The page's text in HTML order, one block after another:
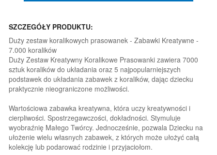
SZCZEGÓŁY PRODUKTU:
Duży zestaw koralikowych prasowanek - Zabawki Kreatywne -
7.000 koralików
Duży Zestaw Kreatywny Koralikowe Prasowanki zawiera 7000
sztuk koralików do układania oraz 5 najpopularniejszych
podstawek do układania zabawek z koralików, dając dziecku
praktycznie nieograniczone możliwości.
Wartościowa zabawka kreatywna, która uczy kreatywności i
cierpliwości. Spostrzegawczości, dokładności. Stymuluje
wyobraźnię Małego Twórcy. Jednocześnie, pozwala Dziecku na
ułożenie wielu własnych zabawek, z których może ułożyć całą
kolekcję lub podarować rodzinie i przyjaciołom.